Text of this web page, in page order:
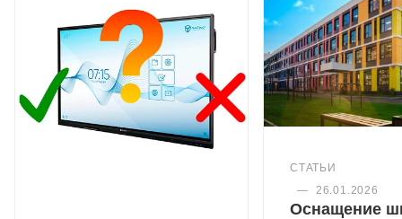
СТАТЬИ
—
26.01.2026
Оснащение